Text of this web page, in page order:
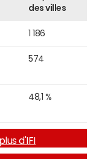
des villes
1 186
574
48,1 %
d'IFI